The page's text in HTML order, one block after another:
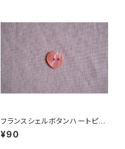
フランスシェルボタンハートピン
ク
¥90